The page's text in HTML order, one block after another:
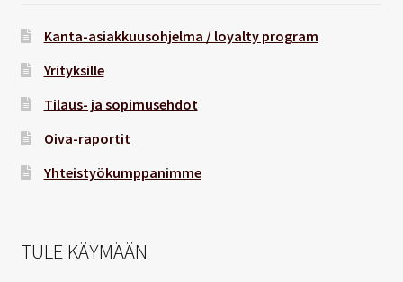
Kanta-asiakkuusohjelma / loyalty program
Yrityksille
Tilaus- ja sopimusehdot
Oiva-raportit
Yhteistyökumppanimme
TULE KÄYMÄÄN